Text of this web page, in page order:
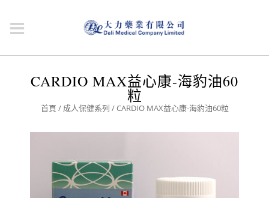
CARDIO MAX益心康-海豹油60
粒
首頁 / 成人保健系列 / CARDIO MAX益心康-海豹油60粒